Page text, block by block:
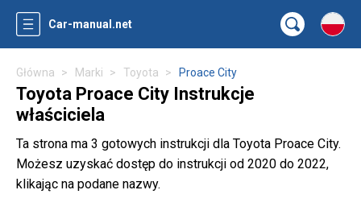
Car-manual.net
Główna Marki Toyota Proace City
Toyota Proace City Instrukcje
właściciela
Ta strona ma 3 gotowych instrukcji dla Toyota Proace City.
Możesz uzyskać dostęp do instrukcji od 2020 do 2022,
klikając na podane nazwy.